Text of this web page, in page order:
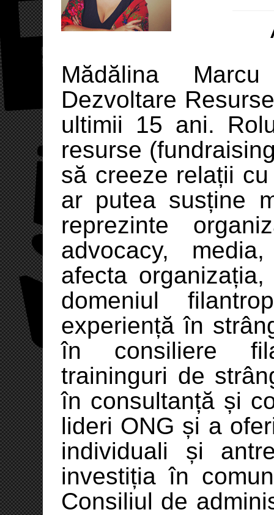
Mădălina
Dezvoltare
ultimii 15 ani.
resurse
să creeze relații
ar putea susține
reprezinte
advocacy,
afecta
domeniul
experiență în
în consiliere
traininguri de
în consultanță și
lideri ONG și a
individuali și
investiția în
Consiliul de